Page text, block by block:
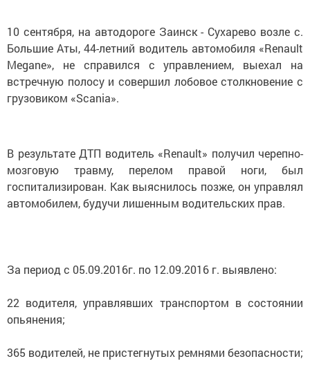
10 сентября, на автодороге Заинск - Сухарево возле с.
Большие Аты, 44-летний водитель автомобиля «Renault
Megane», не справился с управлением, выехал на
встречную полосу и совершил лобовое столкновение с
грузовиком «Scania».
В результате ДТП водитель «Renault» получил черепно-
мозговую травму, перелом правой ноги, был
госпитализирован. Как выяснилось позже, он управлял
автомобилем, будучи лишенным водительских прав.
За период с 05.09.2016г. по 12.09.2016 г. выявлено:
22 водителя, управлявших транспортом в состоянии
опьянения;
365 водителей, не пристегнутых ремнями безопасности;